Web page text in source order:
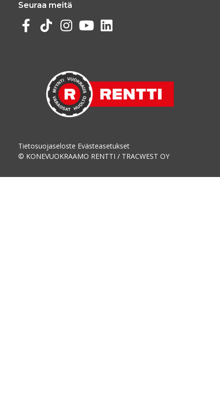
Seuraa meitä
Tietosuojaseloste Evästeasetukset
© KONEVUOKRAAMO RENTTI / TRACWEST OY